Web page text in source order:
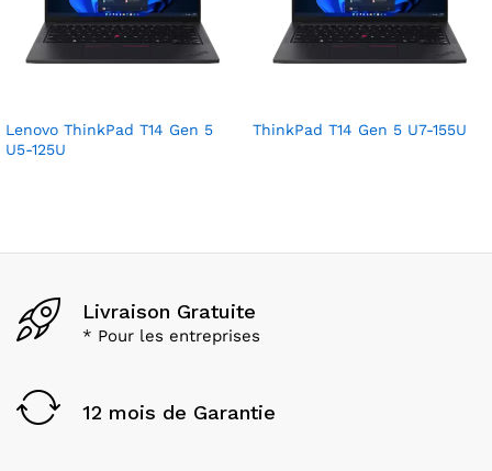
Lenovo ThinkPad T14 Gen 5
U5-125U
ThinkPad T14 Gen 5 U7-155U
Livraison Gratuite
* Pour les entreprises
12 mois de Garantie